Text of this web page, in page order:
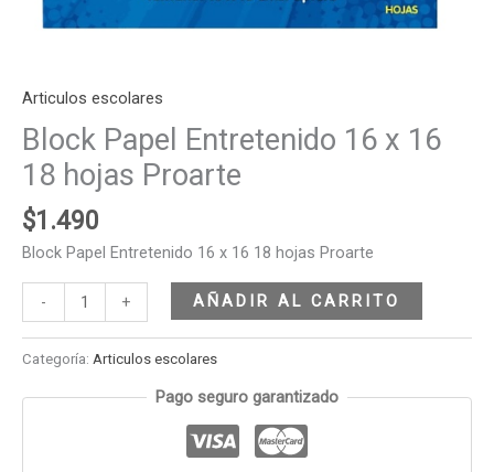
Articulos escolares
Block Papel Entretenido 16 x 16
18 hojas Proarte
$1.490
Block Papel Entretenido 16 x 16 18 hojas Proarte
- + AÑADIR AL CARRITO
Categoría: Articulos escolares
Pago seguro garantizado